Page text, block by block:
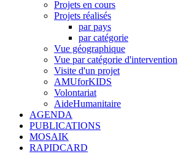
Projets en cours
Projets réalisés
par pays
par catégorie
Vue géographique
Vue par catégorie d'intervention
Visite d'un projet
AMUforKIDS
Volontariat
AideHumanitaire
AGENDA
PUBLICATIONS
MOSAIK
RAPIDCARD